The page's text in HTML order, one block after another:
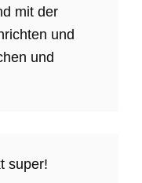
mit der
und
und
super!